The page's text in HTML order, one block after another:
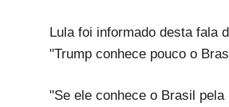
Lula foi informado desta fala
"Trump conhece pouco o
"Se ele conhece o Brasil